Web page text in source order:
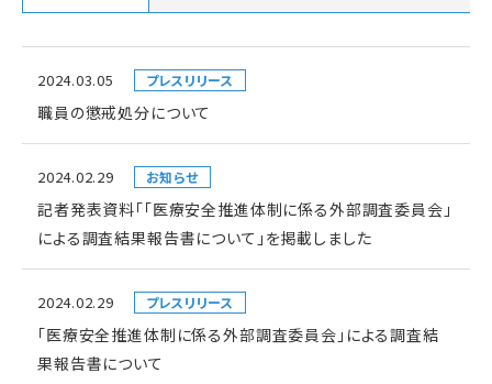
2024.03.05 プレスリリース
職員の懲戒処分について
2024.02.29 お知らせ
記者発表資料「「医療安全推進体制に係る外部調査委員会」
による調査結果報告書について」を掲載しました
2024.02.29 プレスリリース
「医療安全推進体制に係る外部調査委員会」による調査結
果報告書について